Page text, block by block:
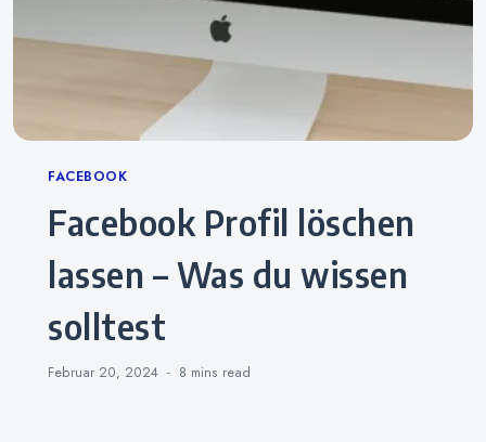
Categories
FACEBOOK
Facebook Profil löschen
lassen – Was du wissen
solltest
Februar 20, 2024 8 mins read